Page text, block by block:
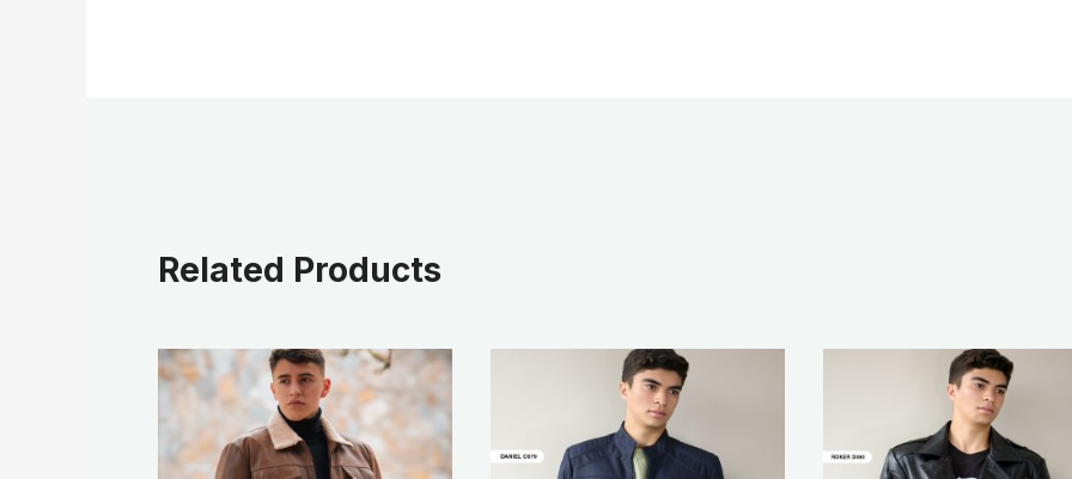
Related Products